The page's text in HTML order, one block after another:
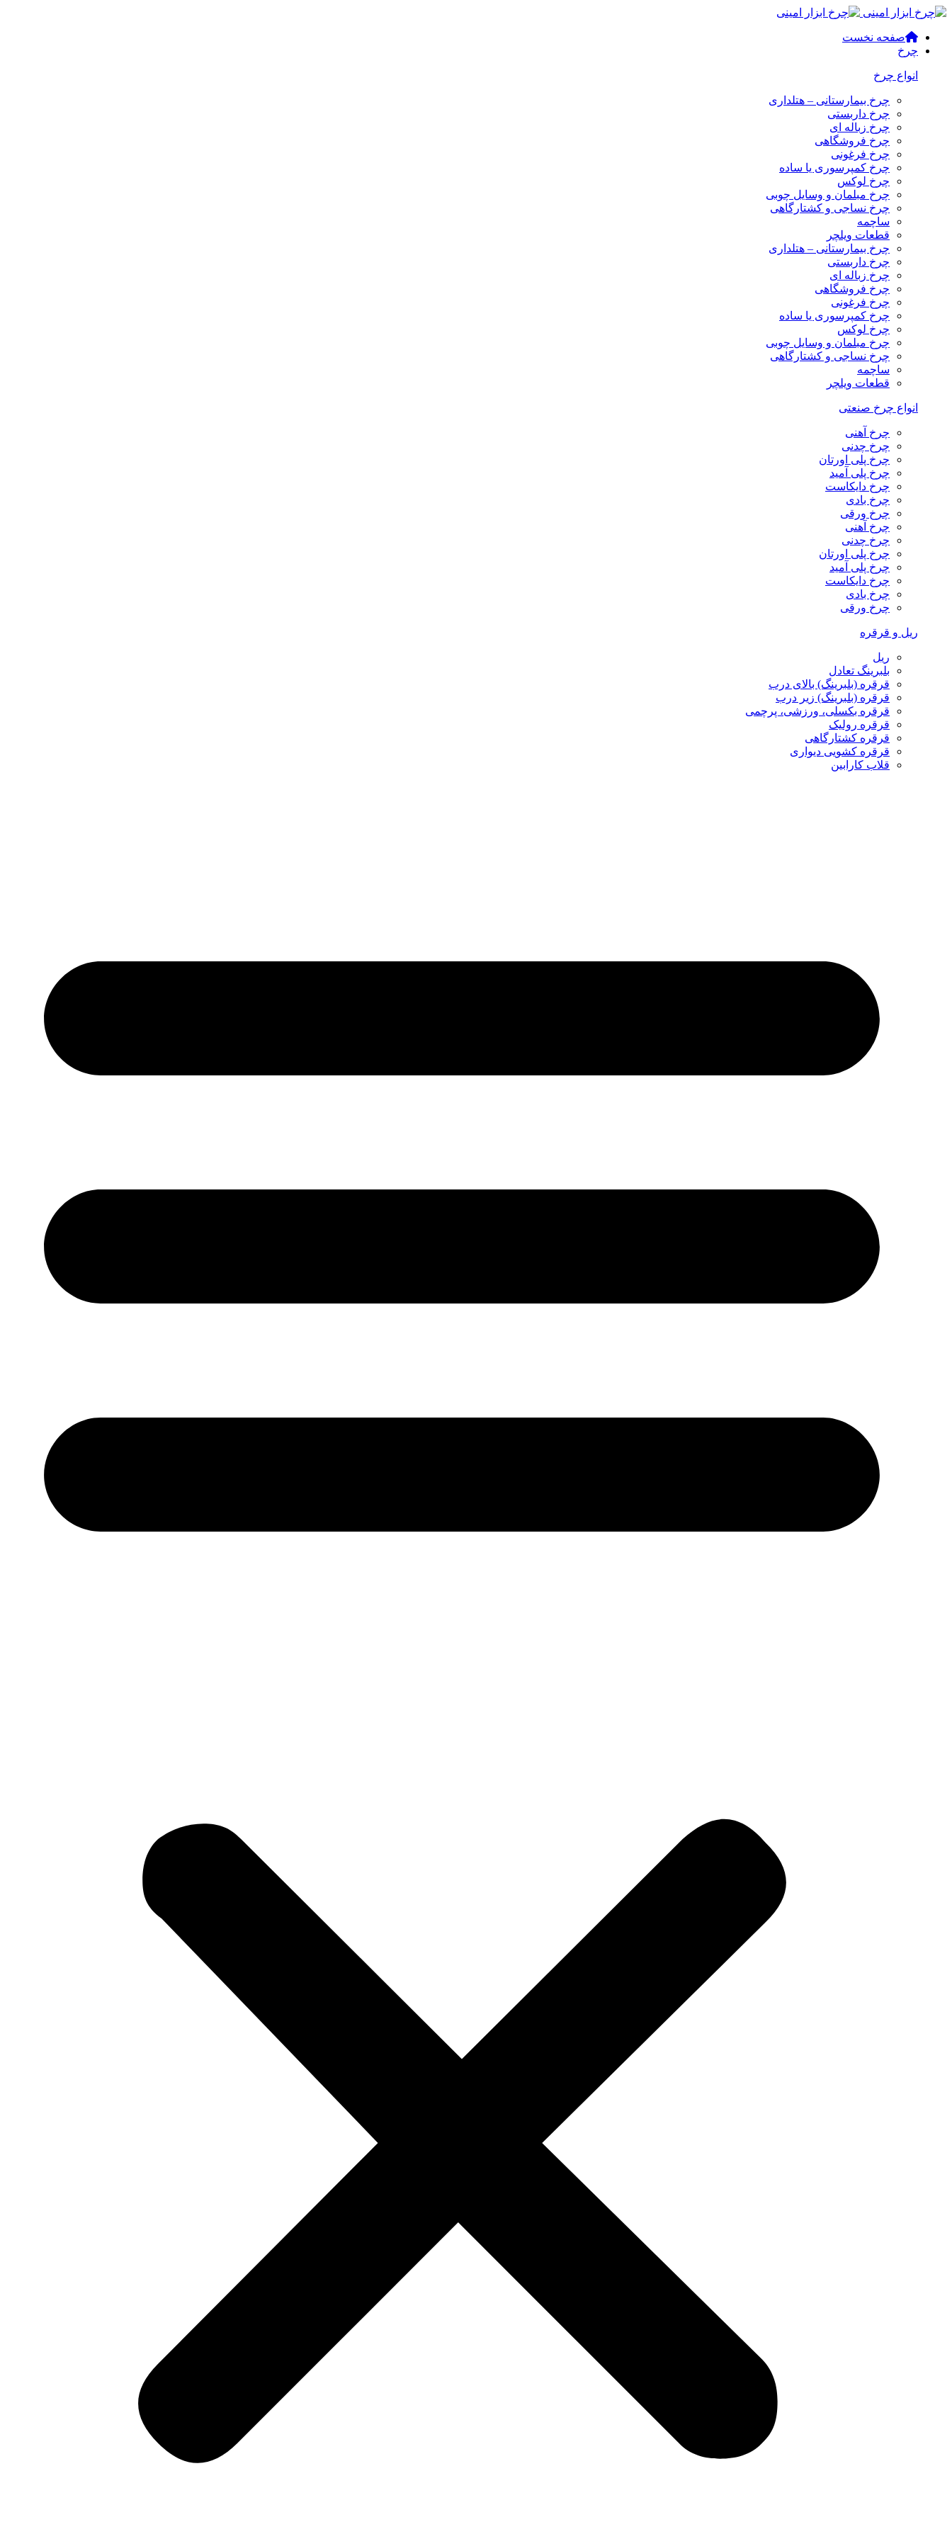
صفحه نخست
چرخ
انواع چرخ
چرخ بیمارستانی – هتلداری
چرخ داربستی
چرخ زباله ای
چرخ فروشگاهی
چرخ فرغونی
چرخ کمپرسوری یا ساده
چرخ لوکس
چرخ مبلمان و وسایل چوبی
چرخ نساجی و کشتارگاهی
ساچمه
قطعات ویلچر
چرخ بیمارستانی – هتلداری
چرخ داربستی
چرخ زباله ای
چرخ فروشگاهی
چرخ فرغونی
چرخ کمپرسوری یا ساده
چرخ لوکس
چرخ مبلمان و وسایل چوبی
چرخ نساجی و کشتارگاهی
ساچمه
قطعات ویلچر
انواع چرخ صنعتی
چرخ آهنی
چرخ چدنی
چرخ پلی اورتان
چرخ پلی آمید
چرخ دایکاست
چرخ بادی
چرخ ورقی
چرخ آهنی
چرخ چدنی
چرخ پلی اورتان
چرخ پلی آمید
چرخ دایکاست
چرخ بادی
چرخ ورقی
ریل و قرقره
ریل
بلبرینگ تعادل
قرقره (بلبرینگ) بالای درب
قرقره (بلبرینگ) زیر درب
قرقره بکسلی، ورزشی، پرچمی
قرقره رولیک
قرقره کشتارگاهی
قرقره کشویی دیواری
قلاب کارابین